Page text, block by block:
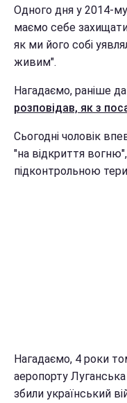
Одного дня у 2014-
маємо себе
як ми його собі
живим".
Нагадаємо, раніше
розповідав, як з
Сьогодні чоловік
"на відкриття
підконтрольною
Нагадаємо, 4 роки
аеропорту
збили український